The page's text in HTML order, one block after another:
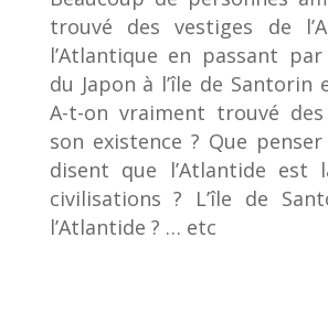
trouvé des vestiges de
l’Atlantique en passant
du Japon à l’île de Santorin
A-t-on vraiment trouvé
son existence ? Que
disent que l’Atlantide est
civilisations ? L’île de
l’Atlantide ? … etc